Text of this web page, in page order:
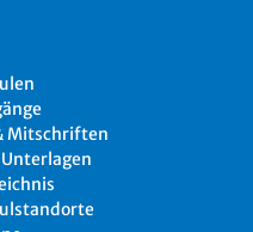
Mitschriften